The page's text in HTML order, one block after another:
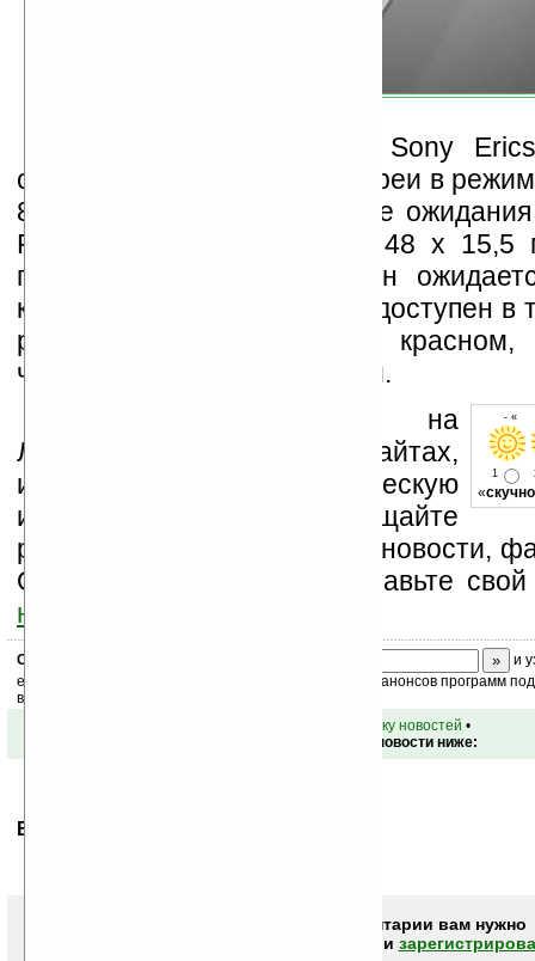
Время работы работы Sony
стандартной литиевой батареи в
8 часов 30 минут, в режиме
Размеры устройства 93 х 48 х
грамм. В продаже телефон
квартале 2008 года и будет доступен в
решениях: вызывающим красном,
чёрным и изящным золотым.
- «
1
«скучно
Устанавливайте линк на
Ладошки на своих сайтах,
изучайте коммерческую
информацию, посещайте
разделы сайта (форум, чат, новости,
Оцените эту новость и оставьте
ниже на странице
Скоро
и
ежедневный или еженедельный дайджест новостей, анонсов программ
ваш почтовый ящик.
вернуться к списку новостей •
Обсуждение этой новости ниже:
Ваше мнение будет первым.
Чтобы писать комментарии вам нужно
или